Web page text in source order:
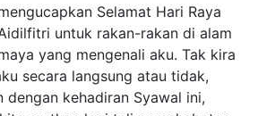
Selamat Hari Raya
untuk rakan-rakan di alam
yang mengenali aku. Tak kira
secara langsung atau tidak,
dengan kehadiran Syawal ini,